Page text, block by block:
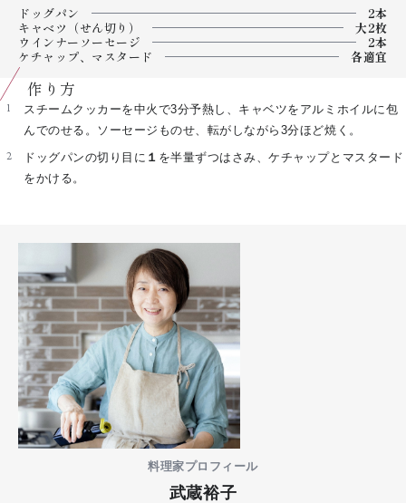
ドッグパン
2本
キャベツ（せん切り）
大2枚
ウインナーソーセージ
2本
ケチャップ、マスタード
各適宜
作り方
スチームクッカーを中火で3分予熱し、キャベツをアルミホイルに包
んでのせる。ソーセージものせ、転がしながら3分ほど焼く。
ドッグパンの切り目に １ を半量ずつはさみ、ケチャップとマスタード
をかける。
料理家プロフィール
武蔵裕子